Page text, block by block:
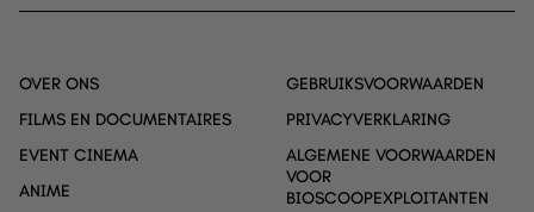
OVER ONS
FILMS EN DOCUMENTAIRES
EVENT CINEMA
ANIME
GEBRUIKSVOORWAARDEN
PRIVACYVERKLARING
ALGEMENE VOORWAARDEN
VOOR
BIOSCOOPEXPLOITANTEN